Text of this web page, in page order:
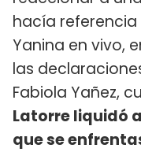
hacía
Yanina en vivo,
las
Fabiola Yañez,
Latorre liquidó
que se